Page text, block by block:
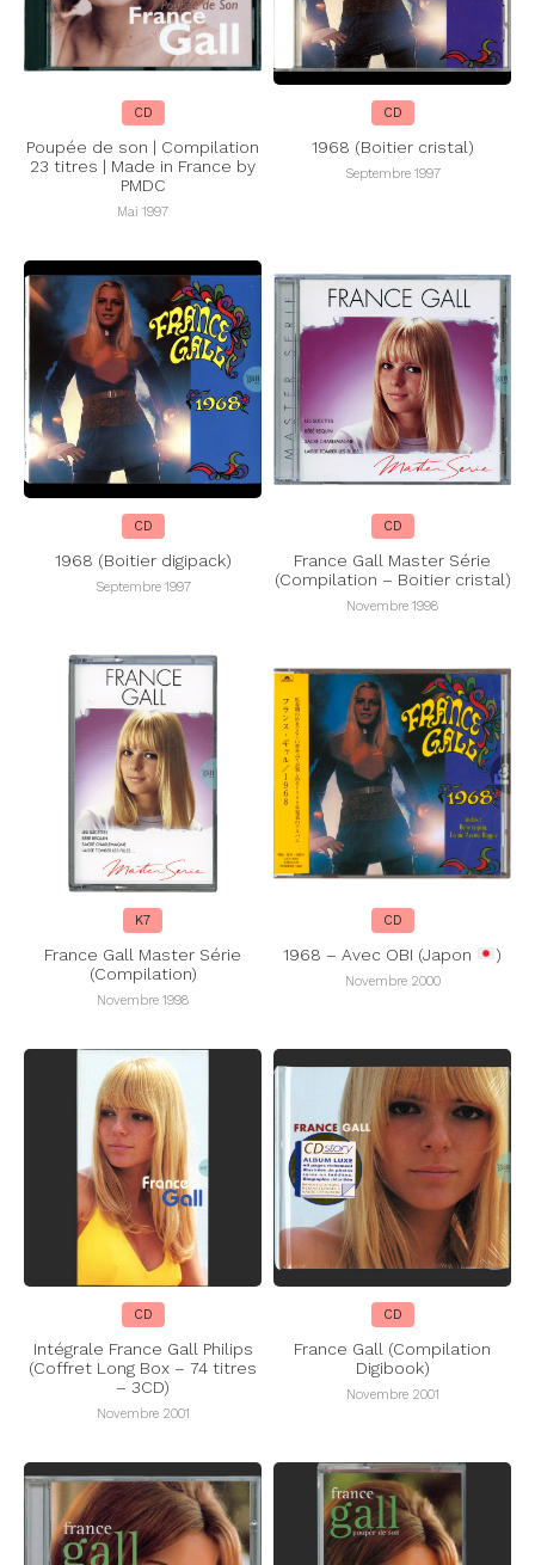
CD
Poupée de son | Compilation
23 titres | Made in France by
PMDC
Mai 1997
CD
1968 (Boitier cristal)
Septembre 1997
CD
1968 (Boitier digipack)
Septembre 1997
CD
France Gall Master Série
(Compilation – Boitier cristal)
Novembre 1998
K7
France Gall Master Série
(Compilation)
Novembre 1998
CD
1968 – Avec OBI (Japon )
Novembre 2000
CD
Intégrale France Gall Philips
(Coffret Long Box – 74 titres
– 3CD)
Novembre 2001
CD
France Gall (Compilation
Digibook)
Novembre 2001